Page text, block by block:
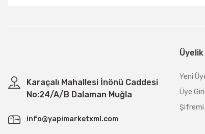
Karaçalı Mahallesi İnönü Caddesi
No:24/A/B Dalaman Muğla
info@yapimarketxml.com
Üyelik
Yeni
Üye